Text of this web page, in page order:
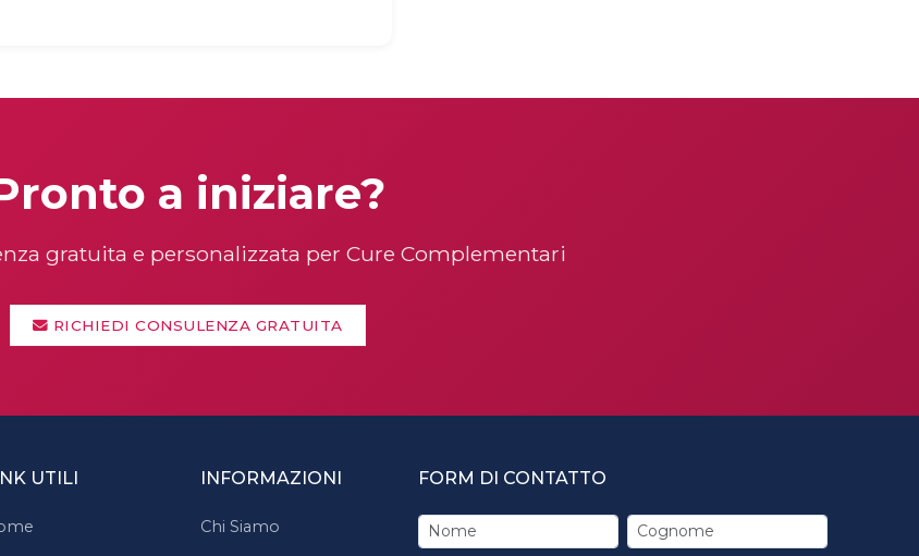
a iniziare?
gratuita e personalizzata per Cure Complementari
RICHIEDI CONSULENZA GRATUITA
UTILI INFORMAZIONI
Chi Siamo
FORM DI CONTATTO